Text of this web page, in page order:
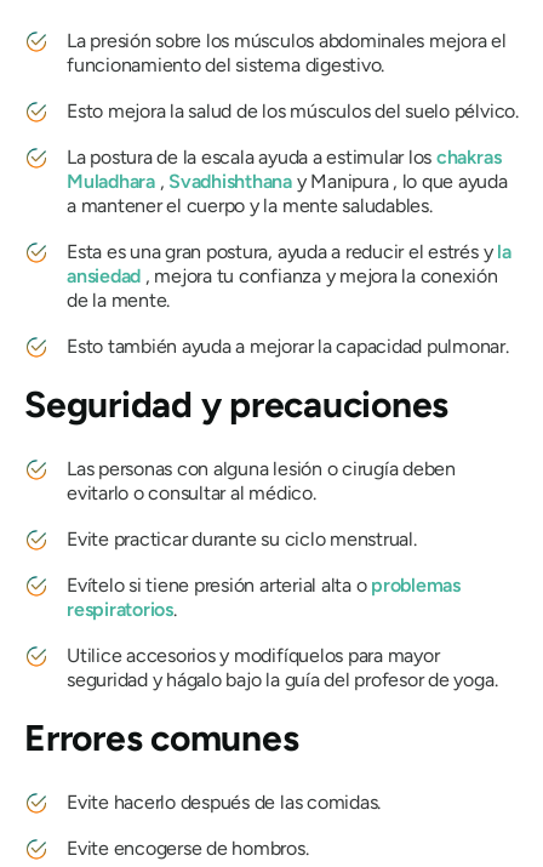
La presión sobre los músculos abdominales mejora el
funcionamiento del sistema digestivo.
Esto mejora la salud de los músculos del suelo pélvico.
La postura de la escala ayuda a estimular los chakras
Muladhara, Svadhishthana y Manipura , lo que ayuda
a mantener el cuerpo y la mente saludables.
Esta es una gran postura, ayuda a reducir el estrés y la
ansiedad , mejora tu confianza y mejora la conexión
de la mente.
Esto también ayuda a mejorar la capacidad pulmonar.
Seguridad y precauciones
Las personas con alguna lesión o cirugía deben
evitarlo o consultar al médico.
Evite practicar durante su ciclo menstrual.
Evítelo si tiene presión arterial alta o problemas
respiratorios.
Utilice accesorios y modifíquelos para mayor
seguridad y hágalo bajo la guía del profesor de yoga.
Errores comunes
Evite hacerlo después de las comidas.
Evite encogerse de hombros.